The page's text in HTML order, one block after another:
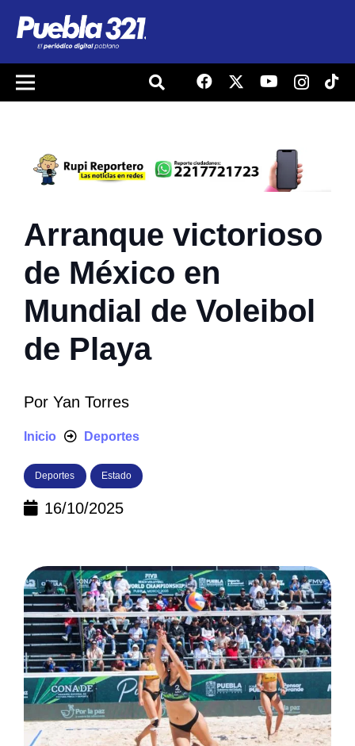
Arranque victorioso
de México en
Mundial de Voleibol
de Playa
Por Yan Torres
Inicio Deportes
Deportes Estado
16/10/2025